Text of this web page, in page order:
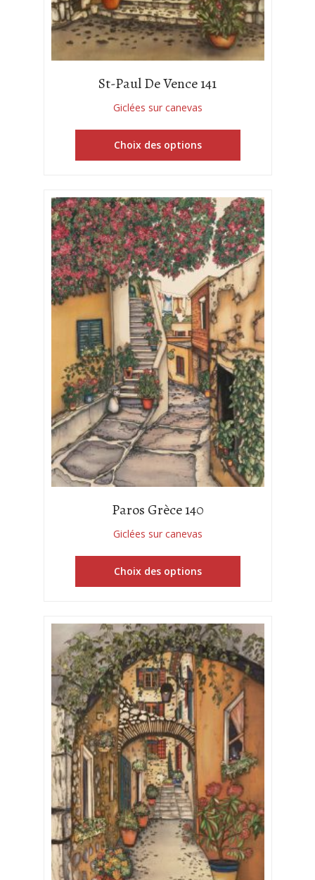
St-Paul De Vence 141
Giclées sur canevas
Choix des options
Paros Grèce 140
Giclées sur canevas
Choix des options